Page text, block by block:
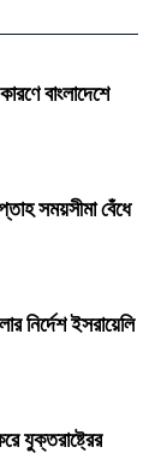
বাংলাদেশে
সময়সীমা বেঁধে
নির্দেশ ইসরায়েলি
যুক্তরাষ্ট্রের